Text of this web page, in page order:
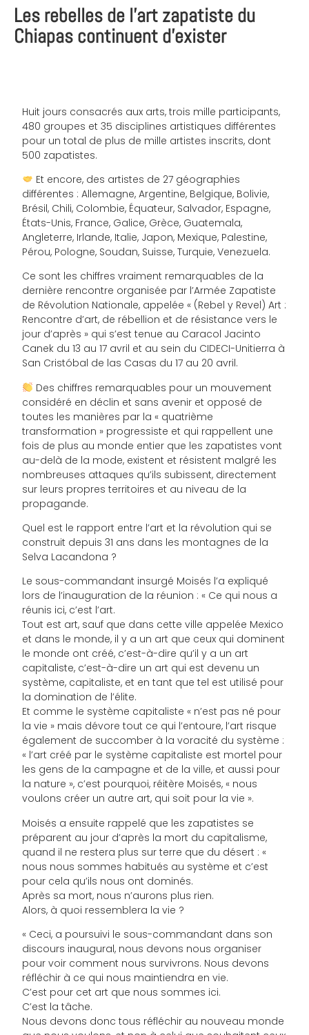
Les rebelles de l’art zapatiste du
Chiapas continuent d’exister
Huit jours consacrés aux arts, trois mille participants,
480 groupes et 35 disciplines artistiques différentes
pour un total de plus de mille artistes inscrits, dont
500 zapatistes.
Et encore, des artistes de 27 géographies
différentes : Allemagne, Argentine, Belgique, Bolivie,
Brésil, Chili, Colombie, Équateur, Salvador, Espagne,
États-Unis, France, Galice, Grèce, Guatemala,
Angleterre, Irlande, Italie, Japon, Mexique, Palestine,
Pérou, Pologne, Soudan, Suisse, Turquie, Venezuela.
Ce sont les chiffres vraiment remarquables de la
dernière rencontre organisée par l’Armée Zapatiste
de Révolution Nationale, appelée « (Rebel y Revel) Art :
Rencontre d’art, de rébellion et de résistance vers le
jour d’après » qui s’est tenue au Caracol Jacinto
Canek du 13 au 17 avril et au sein du CIDECI-Unitierra à
San Cristóbal de las Casas du 17 au 20 avril.
Des chiffres remarquables pour un mouvement
considéré en déclin et sans avenir et opposé de
toutes les manières par la « quatrième
transformation » progressiste et qui rappellent une
fois de plus au monde entier que les zapatistes vont
au-delà de la mode, existent et résistent malgré les
nombreuses attaques qu’ils subissent, directement
sur leurs propres territoires et au niveau de la
propagande.
Quel est le rapport entre l’art et la révolution qui se
construit depuis 31 ans dans les montagnes de la
Selva Lacandona ?
Le sous-commandant insurgé Moisés l’a expliqué
lors de l’inauguration de la réunion : « Ce qui nous a
réunis ici, c’est l’art.
Tout est art, sauf que dans cette ville appelée Mexico
et dans le monde, il y a un art que ceux qui dominent
le monde ont créé, c’est-à-dire qu’il y a un art
capitaliste, c’est-à-dire un art qui est devenu un
système, capitaliste, et en tant que tel est utilisé pour
la domination de l’élite.
Et comme le système capitaliste « n’est pas né pour
la vie » mais dévore tout ce qui l’entoure, l’art risque
également de succomber à la voracité du système :
« l’art créé par le système capitaliste est mortel pour
les gens de la campagne et de la ville, et aussi pour
la nature », c’est pourquoi, réitère Moisés, « nous
voulons créer un autre art, qui soit pour la vie ».
Moisés a ensuite rappelé que les zapatistes se
préparent au jour d’après la mort du capitalisme,
quand il ne restera plus sur terre que du désert : «
nous nous sommes habitués au système et c’est
pour cela qu’ils nous ont dominés.
Après sa mort, nous n’aurons plus rien.
Alors, à quoi ressemblera la vie ?
« Ceci, a poursuivi le sous-commandant dans son
discours inaugural, nous devons nous organiser
pour voir comment nous survivrons. Nous devons
réfléchir à ce qui nous maintiendra en vie.
C’est pour cet art que nous sommes ici.
C’est la tâche.
Nous devons donc tous réfléchir au nouveau monde